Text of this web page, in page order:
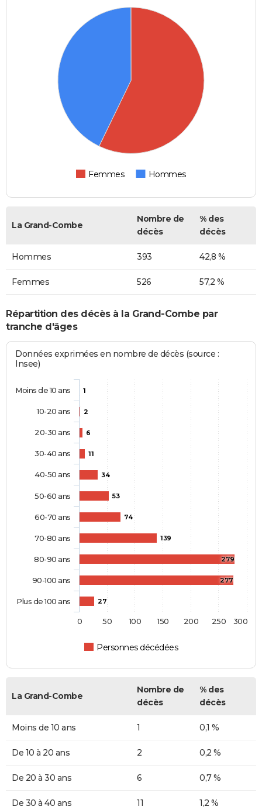
Femmes Hommes
La Grand-Combe
Nombre de
décès
% des
décès
Hommes 393 42,8 %
Femmes 526 57,2 %
Répartition des décès à la Grand-Combe par
tranche d'âges
Données exprimées en nombre de décès (source :
Insee)
1
2
6
11
34
53
74
139
279
277
27
Personnes décédées
Moins de 10 ans
10-20 ans
20-30 ans
30-40 ans
40-50 ans
50-60 ans
60-70 ans
70-80 ans
80-90 ans
90-100 ans
Plus de 100 ans
0 50 100 150 200 250 300
La Grand-Combe
Nombre de
décès
% des
décès
Moins de 10 ans 1 0,1 %
De 10 à 20 ans 2 0,2 %
De 20 à 30 ans 6 0,7 %
De 30 à 40 ans 11 1,2 %